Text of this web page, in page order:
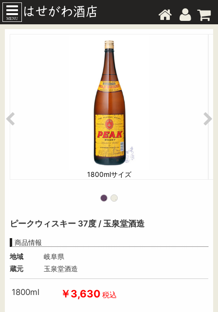
MENU
1800mlサイズ
ピークウィスキー 37度 / 玉泉堂酒造
商品情報
地域
岐阜県
蔵元
玉泉堂酒造
1800ml ￥3,630 税込